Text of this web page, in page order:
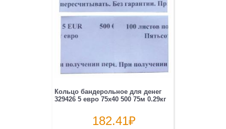
Кольцо бандерольное для денег
329426 5 евро 75х40 500 75м 0.29кг
182.41₽